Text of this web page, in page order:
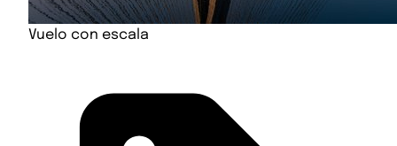
Vuelo con escala